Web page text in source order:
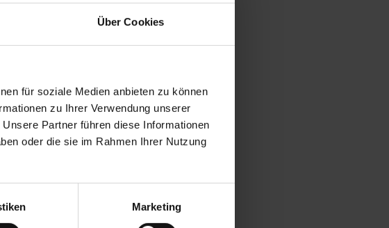
Über Cookies
für soziale Medien anbieten zu können
zu Ihrer Verwendung unserer
Partner führen diese Informationen
oder die sie im Rahmen Ihrer Nutzung
Marketing